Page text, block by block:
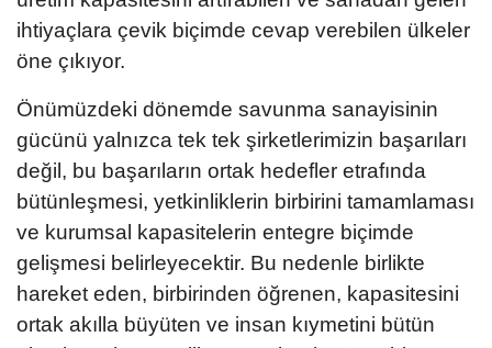
ihtiyaçlara çevik biçimde cevap verebilen ülkeler
öne çıkıyor.
Önümüzdeki dönemde savunma sanayisinin
gücünü yalnızca tek tek şirketlerimizin başarıları
değil, bu başarıların ortak hedefler etrafında
bütünleşmesi, yetkinliklerin birbirini tamamlaması
ve kurumsal kapasitelerin entegre biçimde
gelişmesi belirleyecektir. Bu nedenle birlikte
hareket eden, birbirinden öğrenen, kapasitesini
ortak akılla büyüten ve insan kıymetini bütün